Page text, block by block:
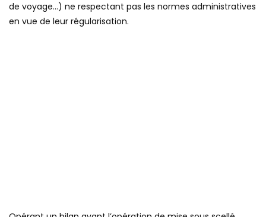
de voyage…) ne respectant pas les normes administratives
en vue de leur régularisation.